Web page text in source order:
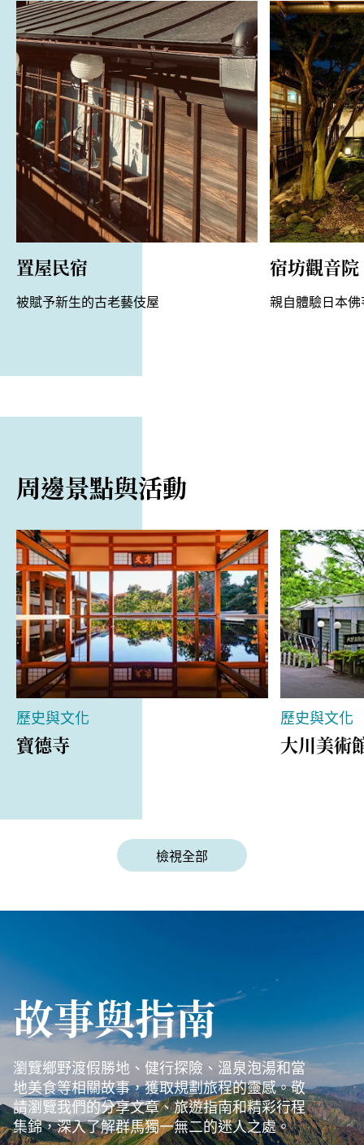
置屋民宿
被賦予新生的古老藝伎屋
宿坊觀音院
親自體驗日本
周邊景點與活動
歷史與文化
寶德寺
歷史與文化
大川美術
檢視全部
故事與指南
瀏覽鄉野渡假勝地、健行探險、溫泉泡湯和當
地美食等相關故事，獲取規劃旅程的靈感。敬
請瀏覽我們的分享文章、旅遊指南和精彩行程
集錦，深入了解群馬獨一無二的迷人之處。